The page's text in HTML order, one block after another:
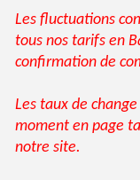
Les fluctuations
tous nos tarifs en
confirmation de
Les taux de
moment en page
notre site.